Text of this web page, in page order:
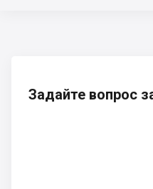
Задайте вопрос